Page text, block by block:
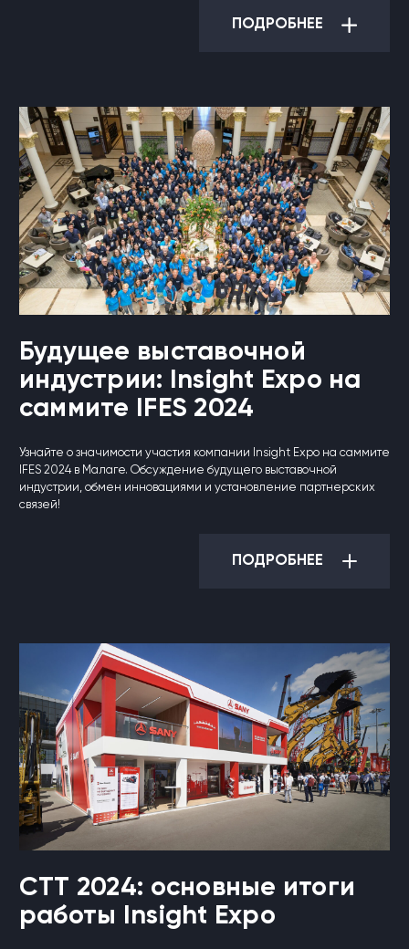
ПОДРОБНЕЕ
Будущее выставочной
индустрии: Insight Expo на
саммите IFES 2024
Узнайте о значимости участия компании Insight Expo на саммите
IFES 2024 в Малаге. Обсуждение будущего выставочной
индустрии, обмен инновациями и установление партнерских
связей!
ПОДРОБНЕЕ
CTT 2024: основные итоги
работы Insight Expo